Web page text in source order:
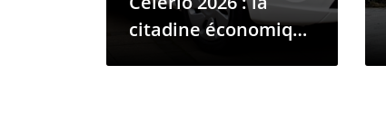
citadine économique